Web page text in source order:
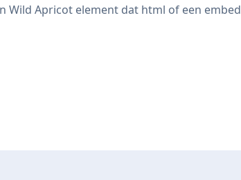
Wild Apricot element dat html of een